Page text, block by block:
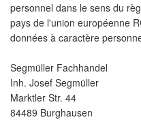
personnel dans le sens du
pays de l'union européenne
données à caractère
Segmüller Fachhandel
Inh. Josef Segmüller
Marktler Str. 44
84489 Burghausen